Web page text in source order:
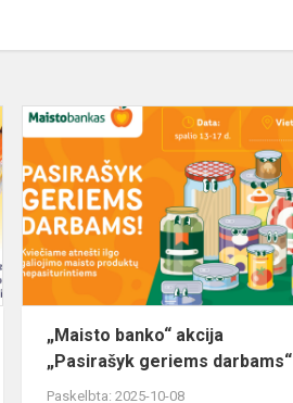
Tapybos
būrelis
mokykloje
„Maisto banko“ akcija
„Pasirašyk geriems darbams“
Paskelbta: 2025-10-08